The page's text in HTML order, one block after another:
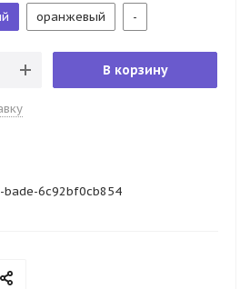
оранжевый -
В корзину
bade-6c92bf0cb854